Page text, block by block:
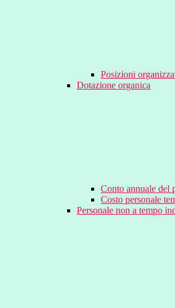
Posizioni
Dotazione organica
Conto annuale del
Costo personale
Personale non a tempo